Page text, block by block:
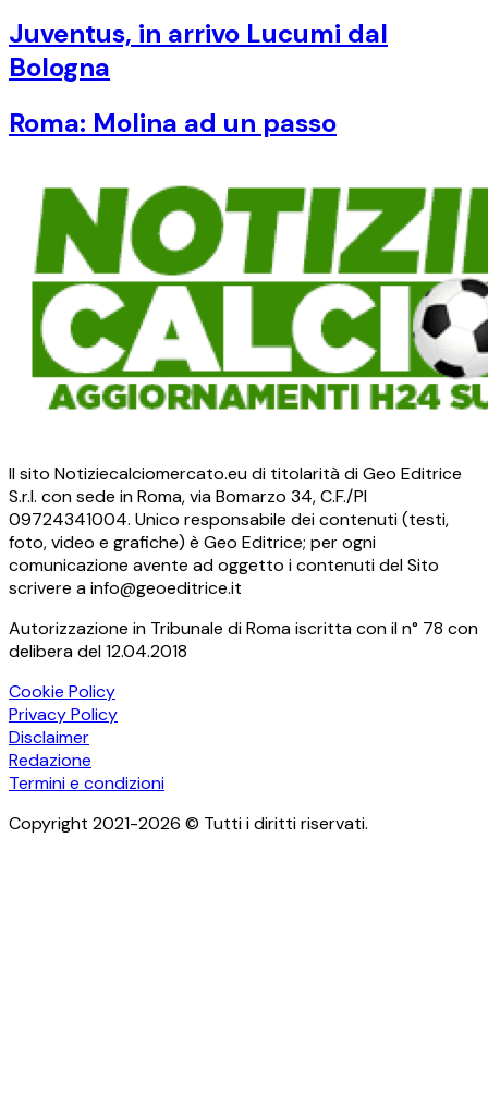
Juventus, in arrivo Lucumi dal
Bologna
Roma: Molina ad un passo
Il sito Notiziecalciomercato.eu di titolarità di Geo Editrice
S.r.l. con sede in Roma, via Bomarzo 34, C.F./PI
09724341004. Unico responsabile dei contenuti (testi,
foto, video e grafiche) è Geo Editrice; per ogni
comunicazione avente ad oggetto i contenuti del Sito
scrivere a info@geoeditrice.it
Autorizzazione in Tribunale di Roma iscritta con il n° 78 con
delibera del 12.04.2018
Cookie Policy
Privacy Policy
Disclaimer
Redazione
Termini e condizioni
Copyright 2021-2026 © Tutti i diritti riservati.